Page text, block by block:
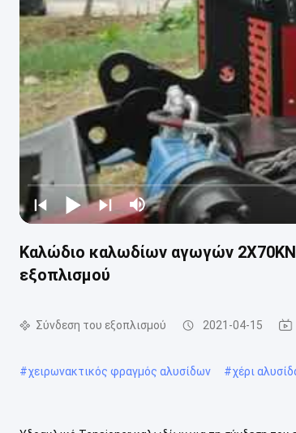
Καλώδιο καλωδίων αγωγών
εξοπλισμού
Σύνδεση του εξοπλισμού 2021-04-15
#χειρωνακτικός φραγμός αλυσίδων #χέρι